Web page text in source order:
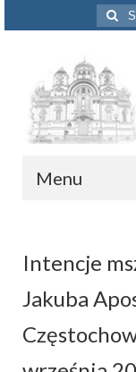
w:
Menu
Intencje
Piszą o
Intencje
Jakuba